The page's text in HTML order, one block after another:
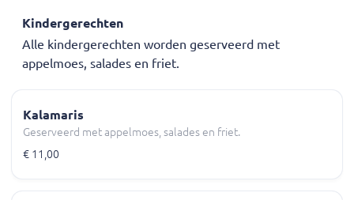
Kindergerechten
Alle kindergerechten worden geserveerd met
appelmoes, salades en friet.
Kalamaris
Geserveerd met appelmoes, salades en friet.
€ 11,00